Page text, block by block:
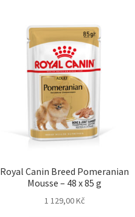
Royal Canin Breed Pomeranian
Mousse – 48 x 85 g
1 129,00Kč